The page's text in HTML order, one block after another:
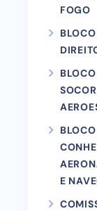
FOGO
E